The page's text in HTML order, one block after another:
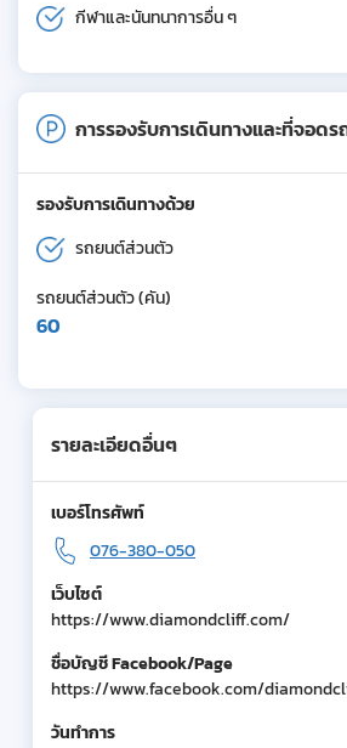
กีฬาและนันทนาการอื่น ๆ
การรองรับการเดินทางและที่จอดร
รองรับการเดินทางด้วย
รถยนต์ส่วนตัว
รถยนต์ส่วนตัว (คัน)
60
รายละเอียดอื่นๆ
เบอร์โทรศัพท์
076-380-050
เว็บไซต์
https://www.diamondcliff.com/
ชื่อบัญชี Facebook/Page
https://www.facebook.com/
วันทำการ